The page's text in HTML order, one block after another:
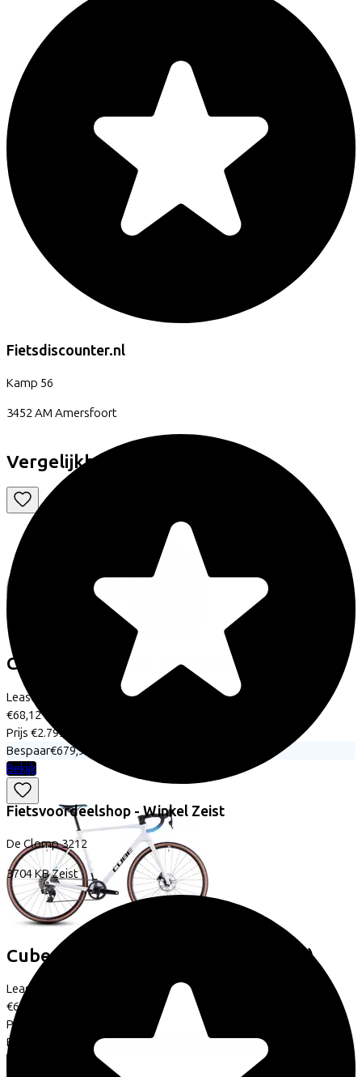
Fietsdiscounter.nl
Kamp 56
3452 AM Amersfoort
Fietsvoordeelshop - Winkel Zeist
De Clomp3212
3704 KBZeist
Vergelijkbare fietsen
Cube AGREE C:62 ONE (2025)
Leaseprijs p/m vanaf
€68,12
Prijs €2.799,00
Bespaar€679,97
Bekijk
CubeCROSS RACE C:62 RACE (2026)
Leaseprijs p/m vanaf
€63,65
Prijs
Bespaar
Bekijk